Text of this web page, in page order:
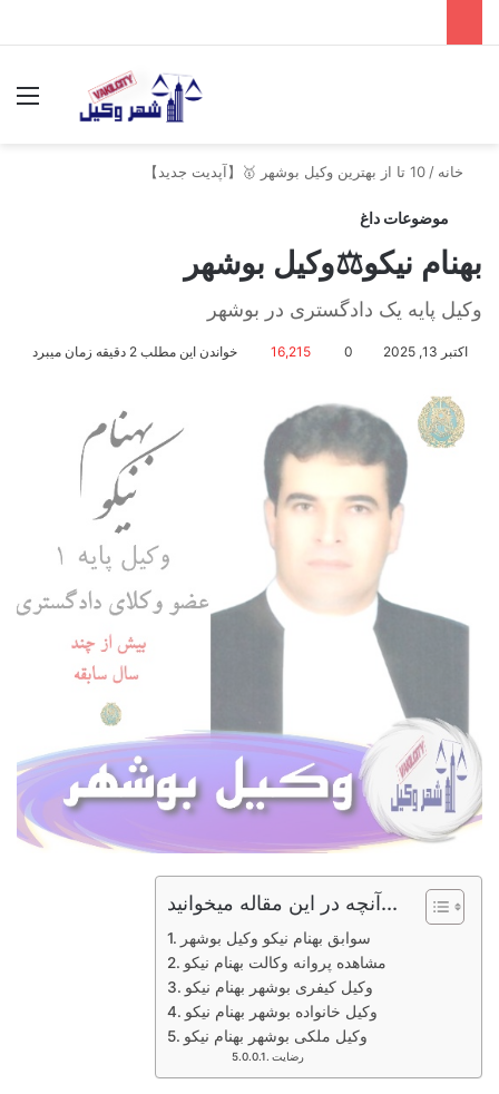
خانه / 10 تا از بهترین وکیل بوشهر 🥇【آپدیت جدید】
موضوعات داغ
بهنام نیکو⚖️وکیل بوشهر
وکیل پایه یک دادگستری در بوشهر
اکتبر 13, 2025 0
16,215 خواندن این مطلب 2 دقیقه زمان میبرد
آنچه در این مقاله میخوانید...
سوابق بهنام نیکو وکیل بوشهر
مشاهده پروانه وکالت بهنام نیکو
وکیل کیفری بوشهر بهنام نیکو
وکیل خانواده بوشهر بهنام نیکو
وکیل ملکی بوشهر بهنام نیکو
رضایت